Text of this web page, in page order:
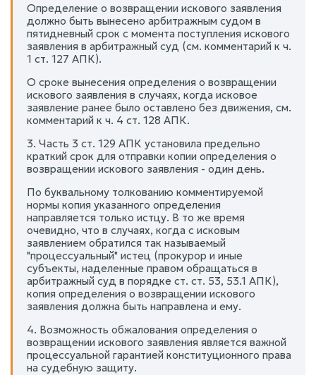
Определение о возвращении искового заявления
должно быть вынесено арбитражным судом в
пятидневный срок с момента поступления искового
заявления в арбитражный суд (см. комментарий к ч.
1 ст. 127 АПК).
О сроке вынесения определения о возвращении
искового заявления в случаях, когда исковое
заявление ранее было оставлено без движения, см.
комментарий к ч. 4 ст. 128 АПК.
3. Часть 3 ст. 129 АПК установила предельно
краткий срок для отправки копии определения о
возвращении искового заявления - один день.
По буквальному толкованию комментируемой
нормы копия указанного определения
направляется только истцу. В то же время
очевидно, что в случаях, когда с исковым
заявлением обратился так называемый
"процессуальный" истец (прокурор и иные
субъекты, наделенные правом обращаться в
арбитражный суд в порядке ст. ст. 53, 53.1 АПК),
копия определения о возвращении искового
заявления должна быть направлена и ему.
4. Возможность обжалования определения о
возвращении искового заявления является важной
процессуальной гарантией конституционного права
на судебную защиту.